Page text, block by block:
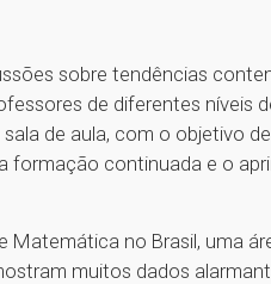
sobre tendências
de diferentes níveis
de aula, com o objetivo
formação continuada e o
Matemática no Brasil, uma
muitos dados